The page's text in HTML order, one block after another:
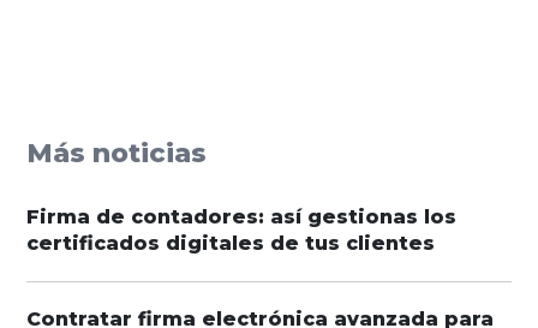
Más noticias
Firma de contadores: así gestionas los
certificados digitales de tus clientes
Contratar firma electrónica avanzada para